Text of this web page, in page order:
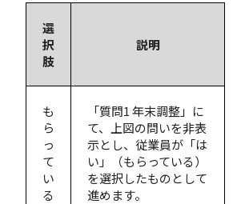
選
択
肢
説明
も
ら
っ
て
い
る
「質問1 年末調整」に
て、上図の問いを非表
示とし、従業員が「は
い」（もらっている）
を選択したものとして
進めます。